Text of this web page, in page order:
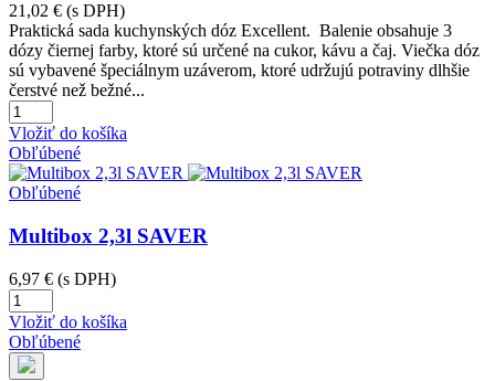
21,02 € (s DPH)
Praktická sada kuchynských dóz Excellent. Balenie obsahuje 3
dózy čiernej farby, ktoré sú určené na cukor, kávu a čaj. Viečka dóz
sú vybavené špeciálnym uzáverom, ktoré udržujú potraviny dlhšie
čerstvé než bežné...
Vložiť do košíka
Obľúbené
Obľúbené
Multibox 2,3l SAVER
6,97 € (s DPH)
Vložiť do košíka
Obľúbené